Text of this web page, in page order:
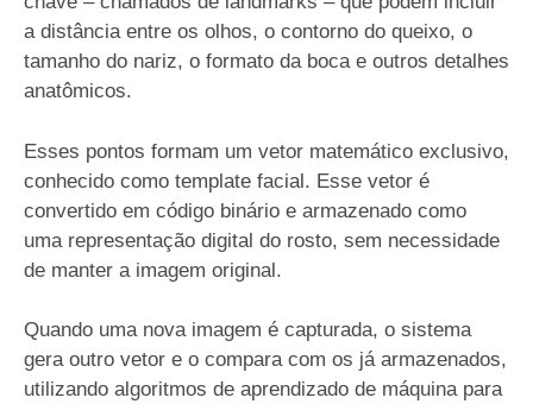
a distância entre os olhos, o contorno do queixo, o
tamanho do nariz, o formato da boca e outros detalhes
anatômicos.
Esses pontos formam um vetor matemático exclusivo,
conhecido como template facial. Esse vetor é
convertido em código binário e armazenado como
uma representação digital do rosto, sem necessidade
de manter a imagem original.
Quando uma nova imagem é capturada, o sistema
gera outro vetor e o compara com os já armazenados,
utilizando algoritmos de aprendizado de máquina para